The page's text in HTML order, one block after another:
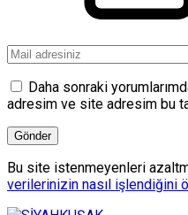
Daha sonraki
adresim ve site adresim bu
Bu site istenmeyenleri
verilerinizin nasıl işlendiğini